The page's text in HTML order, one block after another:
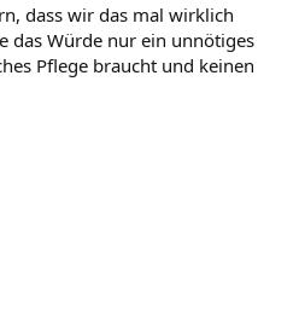
dass wir das mal wirklich
das Würde nur ein unnötiges
Pflege braucht und keinen